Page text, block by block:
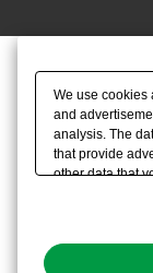
We use cookies
and
analysis. The
that provide
other data that
the use of all
You can